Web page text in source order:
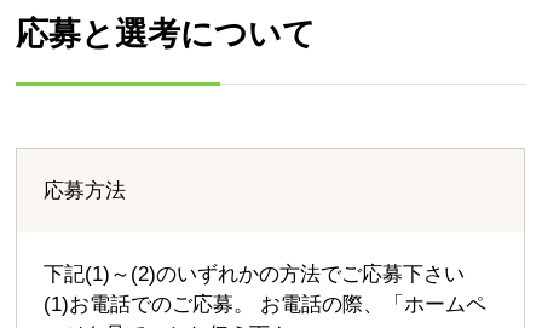
応募と選考について
応募方法
下記(1)～(2)のいずれかの方法でご応募下さい
(1)お電話でのご応募。 お電話の際、「ホームペ